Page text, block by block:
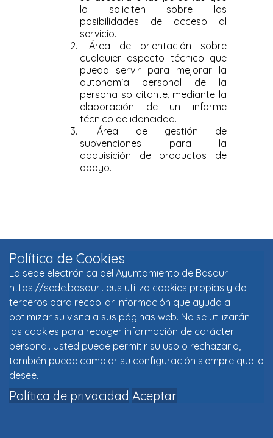
Política de Cookies
La sede electrónica del Ayuntamiento de Basauri
https://sede.basauri. eus utiliza cookies propias y de
terceros para recopilar información que ayuda a
optimizar su visita a sus páginas web. No se utilizarán
las cookies para recoger información de carácter
personal. Usted puede permitir su uso o rechazarlo,
también puede cambiar su configuración siempre que lo
desee.
Política de privacidad Aceptar